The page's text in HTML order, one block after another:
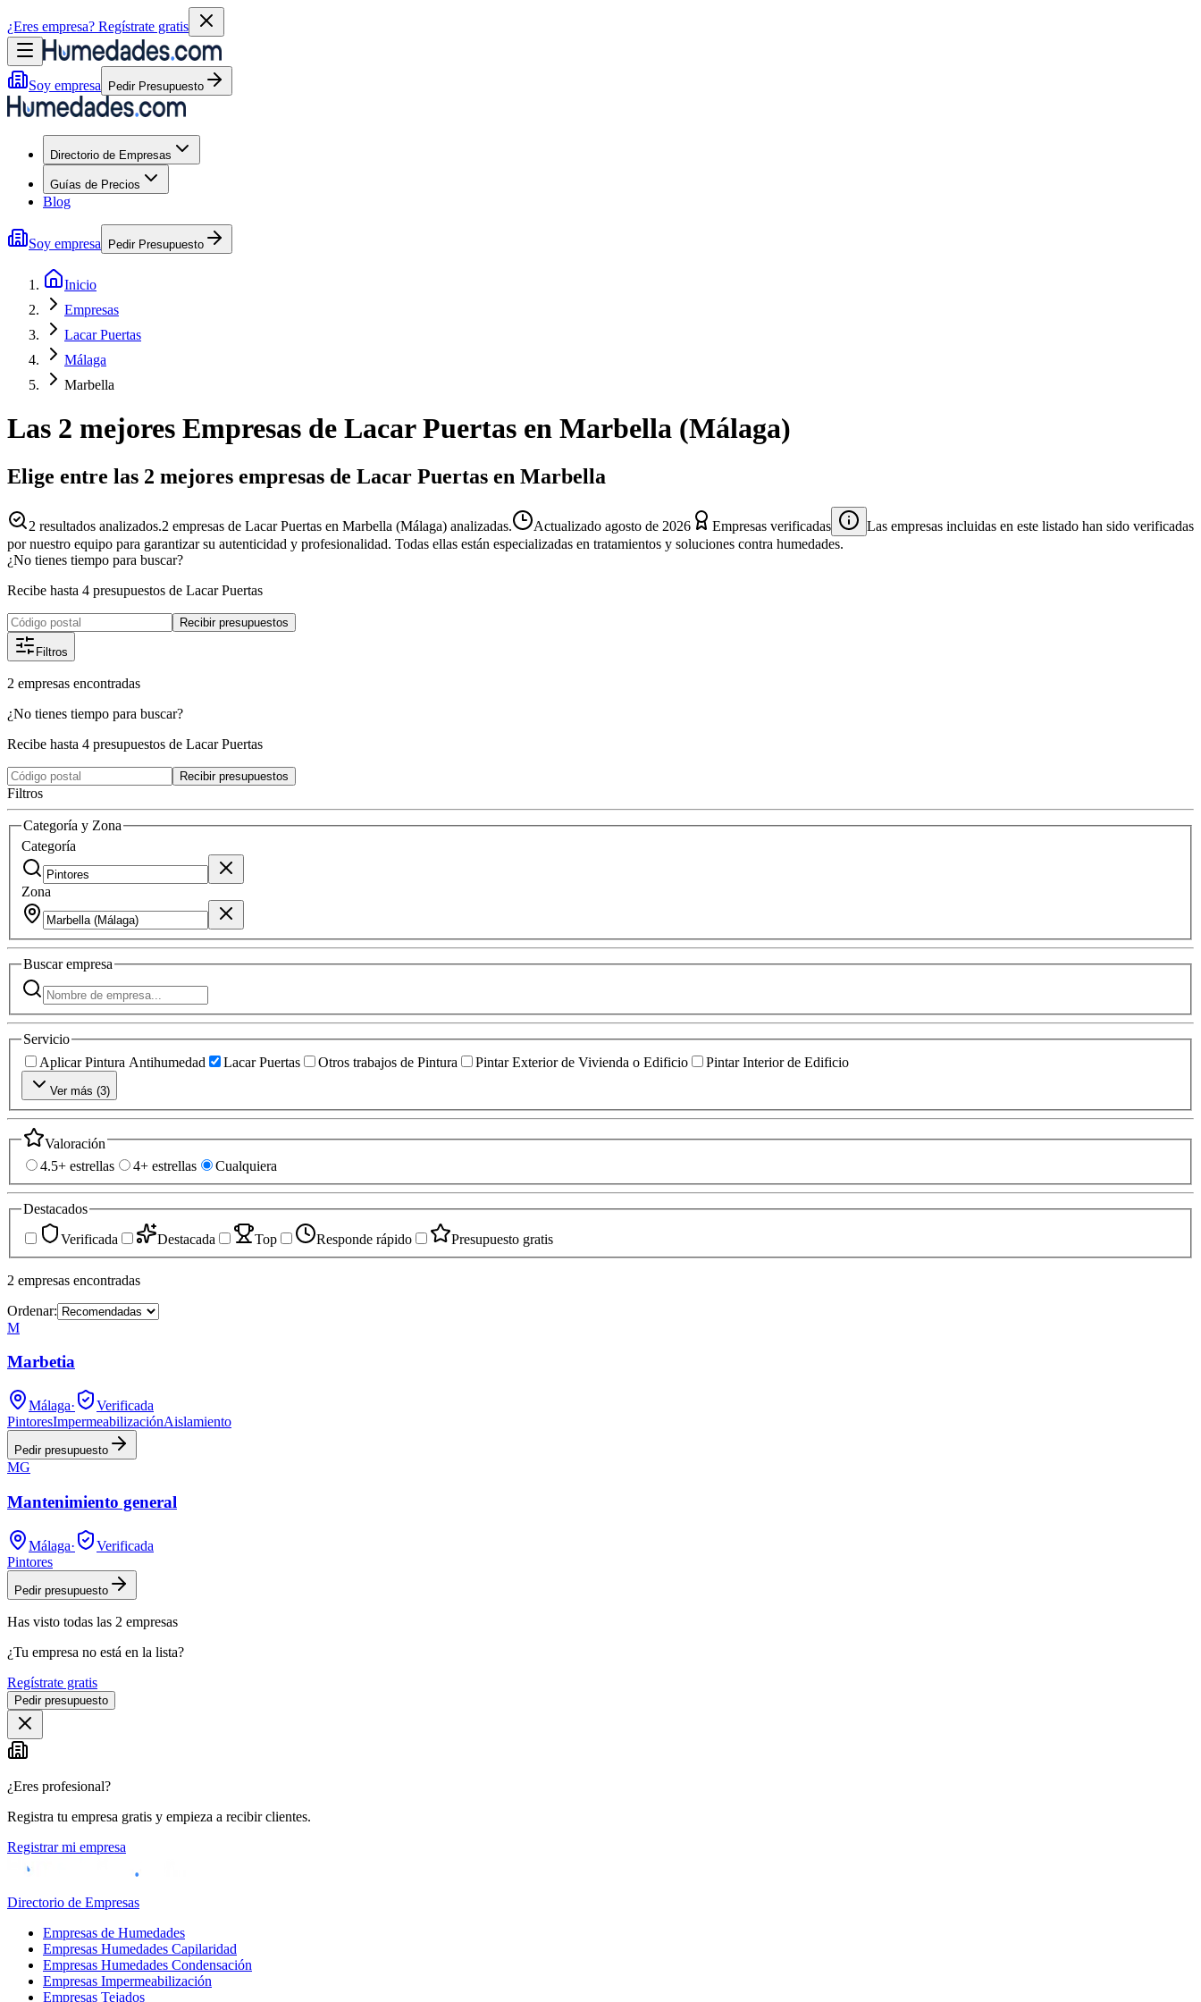
¿Eres empresa? Regístrate gratis
Soy empresa Pedir Presupuesto
Directorio de Empresas
Guías de Precios
Blog
Soy empresa Pedir Presupuesto
Inicio
Empresas
Lacar Puertas
Málaga
Marbella
Las 2 mejores Empresas de Lacar Puertas en Marbella (Málaga)
Elige entre las 2 mejores empresas de Lacar Puertas en Marbella
2 resultados analizados.2 empresas de Lacar Puertas en Marbella (Málaga) analizadas. Actualizado agosto de 2026 Empresas verificadas
Las empresas incluidas en este listado han sido verificadas
por nuestro equipo para garantizar su autenticidad y profesionalidad. Todas ellas están especializadas en tratamientos y soluciones contra humedades.
¿No tienes tiempo para buscar?
Recibe hasta 4 presupuestos de Lacar Puertas
Recibir presupuestos
Filtros
2 empresas encontradas
¿No tienes tiempo para buscar?
Recibe hasta 4 presupuestos de Lacar Puertas
Recibir presupuestos
Filtros
Categoría y Zona
Categoría
Zona
Buscarempresa
Servicio
Aplicar Pintura Antihumedad
Lacar Puertas Otros trabajos de Pintura Pintar Exterior de Vivienda o Edificio Pintar Interior de Edificio
Ver más (3)
Valoración
4.5+ estrellas
4+ estrellas Cualquiera
Destacados
Verificada
Destacada Top Responde rápido Presupuesto gratis
2 empresas encontradas
Ordenar:
M
Marbetia
Málaga·
Verificada
PintoresImpermeabilizaciónAislamiento
Pedir presupuesto
MG
Mantenimiento general
Málaga·
Verificada
Pintores
Pedir presupuesto
Has visto todas las 2 empresas
¿Tu empresa no está en la lista?
Regístrate gratis
Pedir presupuesto
¿Eres profesional?
Registra tu empresa gratis y empieza a recibir clientes.
Registrar mi empresa
Directorio de Empresas
Empresas de Humedades
Empresas Humedades Capilaridad
Empresas Humedades Condensación
Empresas Impermeabilización
Empresas Tejados